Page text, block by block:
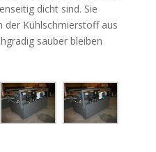
dicht sind. Sie
der Kühlschmierstoff aus
sauber bleiben